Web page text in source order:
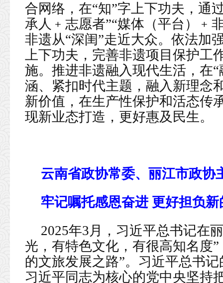
合网络，在“知”字上下功夫，通
承人﹢志愿者”“媒体（平台）﹢
非遗从“深闺”走近大众。依法加
上下功夫，完善非遗项目保护工
施。推进非遗融入现代生活，在
涵、紧扣时代主题，融入新理念
新价值，在生产性保护和活态传
现新业态打造，更好惠及民生。
云南省政协常委、丽江市政协
牢记嘱托感恩奋进 更好担负
2025年3月，习近平总书记在
光，有特色文化，有很高知名度
的文旅发展之路”。习近平总书
习近平同志为核心的党中央坚持